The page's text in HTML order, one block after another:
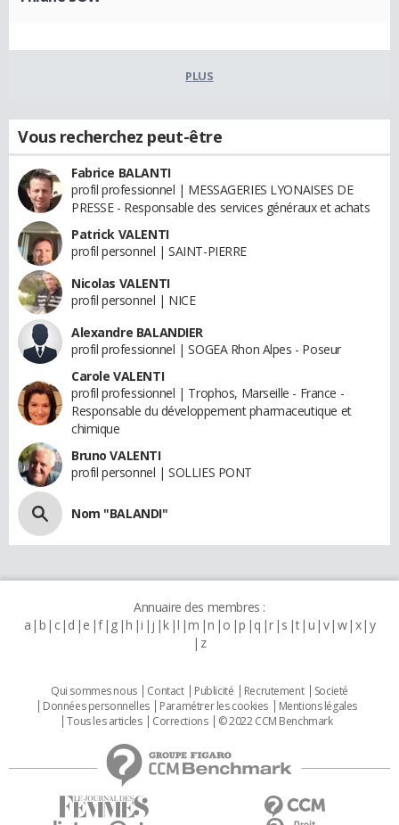
PLUS
Vous recherchez peut-être
Fabrice BALANTI
profil professionnel | MESSAGERIES LYONAISES DE
PRESSE - Responsable des services généraux et achats
Patrick VALENTI
profil personnel | SAINT-PIERRE
Nicolas VALENTI
profil personnel | NICE
Alexandre BALANDIER
profil professionnel | SOGEA Rhon Alpes - Poseur
Carole VALENTI
profil professionnel | Trophos, Marseille - France -
Responsable du développement pharmaceutique et
chimique
Bruno VALENTI
profil personnel | SOLLIES PONT
Nom "BALANDI"
Annuaire des membres :
a b c d e f g h i j k l m n o p q r s t u v w x y
z
Qui sommes nous Contact Publicité Recrutement
Societé
Données personnelles
Paramétrer les cookies
Mentions légales
Tous les articles
Corrections © 2022 CCM Benchmark